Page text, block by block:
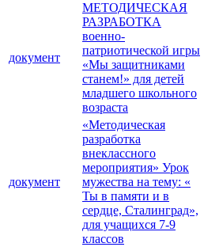
документ
МЕТОДИЧЕСКАЯ
РАЗРАБОТКА
военно-
патриотической игры
«Мы защитниками
станем!» для детей
младшего школьного
возраста
документ
«Методическая
разработка
внеклассного
мероприятия» Урок
мужества на тему: «
Ты в памяти и в
сердце, Сталинград»,
для учащихся 7-9
классов